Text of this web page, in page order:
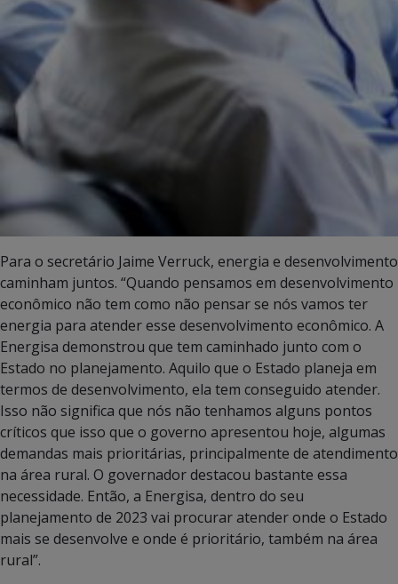
Para o secretário Jaime Verruck, energia e desenvolvimento
caminham juntos. “Quando pensamos em desenvolvimento
econômico não tem como não pensar se nós vamos ter
energia para atender esse desenvolvimento econômico. A
Energisa demonstrou que tem caminhado junto com o
Estado no planejamento. Aquilo que o Estado planeja em
termos de desenvolvimento, ela tem conseguido atender.
Isso não significa que nós não tenhamos alguns pontos
críticos que isso que o governo apresentou hoje, algumas
demandas mais prioritárias, principalmente de atendimento
na área rural. O governador destacou bastante essa
necessidade. Então, a Energisa, dentro do seu
planejamento de 2023 vai procurar atender onde o Estado
mais se desenvolve e onde é prioritário, também na área
rural”.